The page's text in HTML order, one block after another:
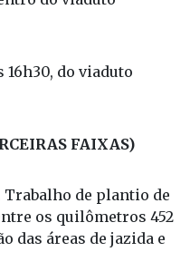
do viaduto
FAIXAS)
de plantio de
os quilômetros 452
das áreas de jazida e